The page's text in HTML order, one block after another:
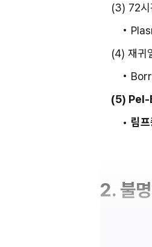
(3) 72시
•
(4) 재귀
•
(5)
• 림
2. 불